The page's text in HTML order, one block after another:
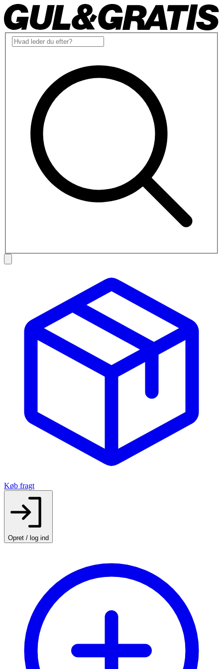
Køb fragt
Opret / log ind